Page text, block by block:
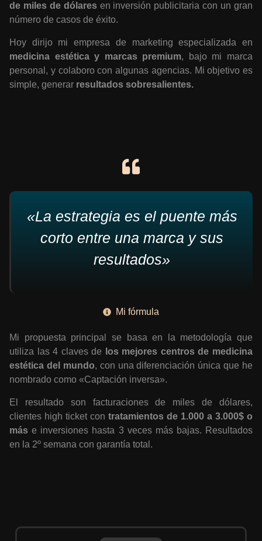
de miles de dólaresen inversión publicitaria con un gran
número de casos de éxito.
Hoy dirijo mi empresa de marketing especializada en
medicina estética y marcas premium, bajo mi marca
personal, y colaboro con algunas agencias. Mi objetivo es
simple, generar resultados sobresalientes.
«La estrategia es el puente más
corto entre una marca y sus
resultados»
Mi fórmula
Mi propuesta principal se basa en la metodología que
utiliza las 4 claves de
los mejores centros de medicina
estética del mundo, con una diferenciación única que he
nombrado como «Captación inversa».
El resultado son facturaciones de miles de dólares,
clientes high ticket con tratamientos de 1.000 a 3.000$ o
más e inversiones hasta 3 veces más bajas. Resultados
en la 2º semana con garantía total.